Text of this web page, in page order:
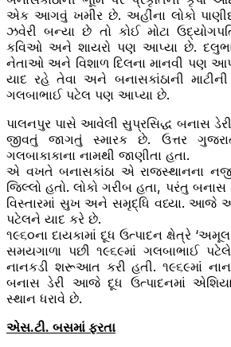
એક આગવું ખમીર છે. અહીંના લોકો
ઝવેરી બન્યા છે તો કોઈ મોટા
કવિઓ અને શાયરો પણ આપ્યા છે.
નેતાઓ અને વિશાળ દિલના માનવી પણ
યાદ રહે તેવા અને બનાસકાંઠાની
ગલબાભાઈ પટેલ પણ આપ્યા છે.
પાલનપુર પાસે આવેલી સુપ્રસિદ્ધ બનાસ
જીવતું જાગતું સ્મારક છે. ઉત્તર
ગલબાકાકાના નામથી જાણીતા હતા.
એ વખતે બનાસકાંઠા એ રાજસ્થાનના
જિલ્લો હતો. લોકો ગરીબ હતા, પરંતુ
વિસ્તારમાં સુખ અને સમૃદ્ધિ વધ્યા. આજે
પટેલને યાદ કરે છે.
૧૯૬૦ના દાયકામાં દૂધ ઉત્પાદન ક્ષેત્રે
સમયગાળા પછી ૧૯૬૯માં ગલબાભાઈ
નાનકડી શરૂઆત કરી હતી. ૧૯૬૯માં
બનાસ ડેરી આજે દૂધ ઉત્પાદનમાં
સ્થાન ધરાવે છે.
એસ.ટી. બસમાં ફરતા